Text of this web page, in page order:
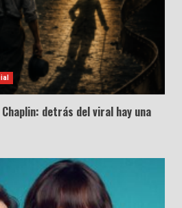
detrás del viral hay una